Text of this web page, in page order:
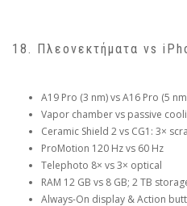
18. Πλεονεκτήματα vs
A19 Pro (3 nm) vs A16 Pro (5
Vapor chamber vs passive
Ceramic Shield 2 vs CG1: 3×
ProMotion 120 Hz vs 60 Hz
Telephoto 8× vs 3× optical
RAM 12 GB vs 8 GB; 2 TB
Always-On display & Action